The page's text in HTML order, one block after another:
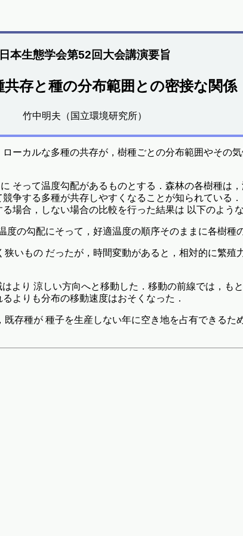
日本生態学会第52回大会講演要旨
共存と種の分布範囲との密接な関係
竹中明夫（国立環境研究所）
ーカルな多種の共存が，樹種ごとの分布範囲やその
そって温度勾配があるものとする．森林の各樹種は
争する多種が共存しやすくなることが知られている
場合，しない場合の比較を行った結果は 以下のよう
の勾配にそって，好適温度の順序そのままに各樹種
いもの だったが，時間変動があると，相対的に繁殖
より 涼しい方向へと移動した．移動の前線では，も
よりも分布の移動速度はおそくなった．
存種が 種子を生産しない年に空き地を占有できる